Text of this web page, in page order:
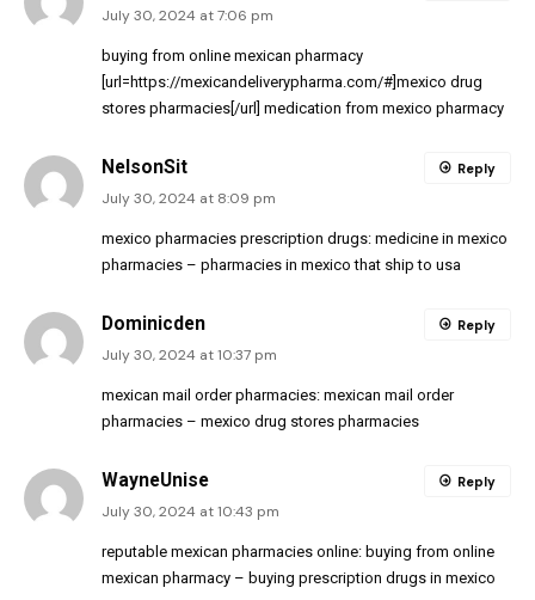
July 30, 2024 at 7:06 pm
buying from online mexican pharmacy
[url=https://mexicandeliverypharma.com/#]mexico drug
stores pharmacies[/url] medication from mexico pharmacy
NelsonSit
July 30, 2024 at 8:09 pm
mexico pharmacies prescription drugs: medicine in mexico
pharmacies – pharmacies in mexico that ship to usa
Reply
Dominicden
July 30, 2024 at 10:37 pm
mexican mail order pharmacies: mexican mail order
pharmacies – mexico drug stores pharmacies
Reply
WayneUnise
July 30, 2024 at 10:43 pm
reputable mexican pharmacies online: buying from online
mexican pharmacy – buying prescription drugs in mexico
Reply